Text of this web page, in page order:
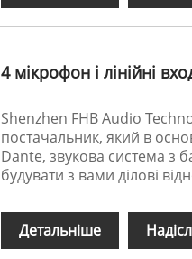
4 мікрофон і лінійні
Shenzhen FHB Audio
постачальник, який в
Dante, звукова система з
будувати з вами ділові
Детальніше